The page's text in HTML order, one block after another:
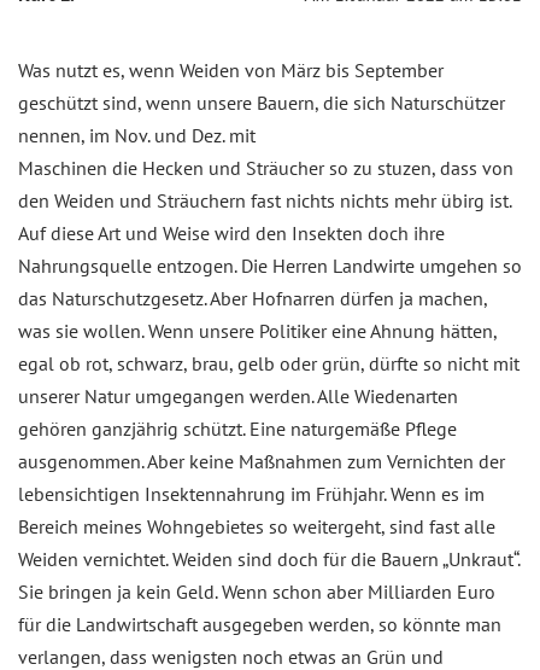
Was nutzt es, wenn Weiden von März bis September
geschützt sind, wenn unsere Bauern, die sich Naturschützer
nennen, im Nov. und Dez. mit
Maschinen die Hecken und Sträucher so zu stuzen, dass von
den Weiden und Sträuchern fast nichts nichts mehr übirg ist.
Auf diese Art und Weise wird den Insekten doch ihre
Nahrungsquelle entzogen. Die Herren Landwirte umgehen so
das Naturschutzgesetz. Aber Hofnarren dürfen ja machen,
was sie wollen. Wenn unsere Politiker eine Ahnung hätten,
egal ob rot, schwarz, brau, gelb oder grün, dürfte so nicht mit
unserer Natur umgegangen werden. Alle Wiedenarten
gehören ganzjährig schützt. Eine naturgemäße Pflege
ausgenommen. Aber keine Maßnahmen zum Vernichten der
lebensichtigen Insektennahrung im Frühjahr. Wenn es im
Bereich meines Wohngebietes so weitergeht, sind fast alle
Weiden vernichtet. Weiden sind doch für die Bauern „Unkraut“.
Sie bringen ja kein Geld. Wenn schon aber Milliarden Euro
für die Landwirtschaft ausgegeben werden, so könnte man
verlangen, dass wenigsten noch etwas an Grün und